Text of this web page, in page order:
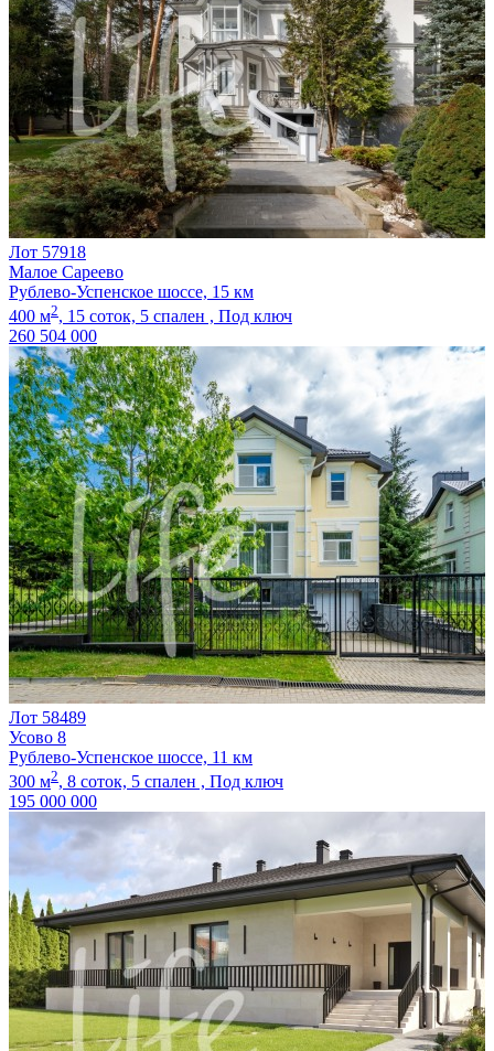
Лот 57918
Малое Сареево
Рублево-Успенское шоссе, 15 км
400 м2, 15 соток, 5 спален , Под ключ
260 504 000
Лот 58489
Усово 8
Рублево-Успенское шоссе, 11 км
300 м2, 8 соток, 5 спален , Под ключ
195 000 000